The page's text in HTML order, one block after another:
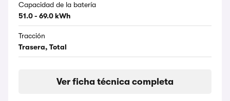
Capacidad de la batería
51.0 - 69.0 kWh
Tracción
Trasera, Total
Ver ficha técnica completa